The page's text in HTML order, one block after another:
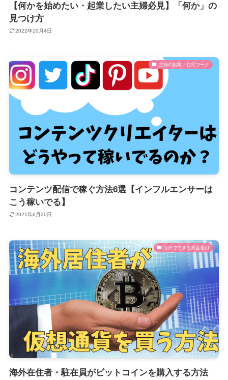
【何かを始めたい・起業したい主婦必見】「何か」の
見つけ方
2022年10月4日
主婦の副業・在宅ワーク
コンテンツ配信で稼ぐ方法6選【インフルエンサーは
こう稼いでる】
2021年6月20日
海外でできる資産運用
海外在住者・駐在員がビットコインを購入する方法